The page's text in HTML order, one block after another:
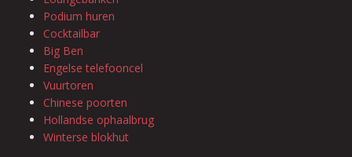
Podium huren
Cocktailbar
Big Ben
Engelse telefooncel
Vuurtoren
Chinese poorten
Hollandse ophaalbrug
Winterse blokhut